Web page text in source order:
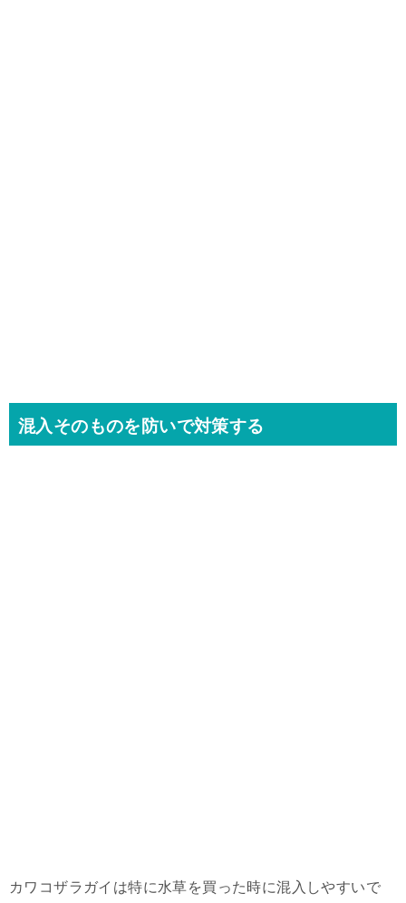
混入そのものを防いで対策する
カワコザラガイは特に水草を買った時に混入しやすいで